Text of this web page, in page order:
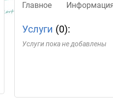
Главное
Услуги (0):
Услуги пока не добавлены